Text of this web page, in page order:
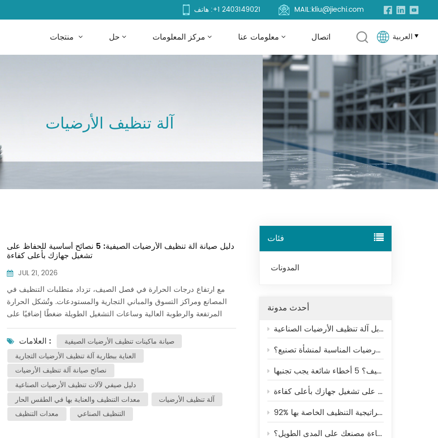
هاتف :+1 2403149021 MAIL:kliu@jiechi.com
حل مركز المعلومات معلومات عنا اتصال العربية
English
Français
Русский
Español
Português
العربية
Tiếng Việt
آلة تنظيف الأرضيات
فئات
المدونات
أحدث مدونة
تنظيف أرضيات المستودعات: التنظيف اليدوي مقابل آلة تنظيف الأرضيات الصناعية
كيفية اختيار آلة تنظيف الأرضيات المناسبة لمنشأة تصنيع؟
لماذا تتسخ أرضيات المصانع مرة أخرى بعد التنظيف؟ 5 أخطاء شائعة يجب تجنبها
92% من المتسوقين يغادرون المتاجر غير النظيفة - كيف ينبغي للمراكز التجارية تحسين استراتيجية التنظيف الخاصة بها
لماذا يؤدي مفهوم "النظافة الكافية" إلى تدمير كفاءة مصنعك على المدى الطويل؟
دليل صيانة آلة تنظيف الأرضيات الصيفية: 5 نصائح أساسية للحفاظ على
تشغيل جهازك بأعلى كفاءة
JUL 21, 2026
مع ارتفاع درجات الحرارة في فصل الصيف، تزداد متطلبات التنظيف في
المصانع ومراكز التسوق والمباني التجارية والمستودعات. وتُشكل الحرارة
المرتفعة والرطوبة العالية وساعات التشغيل الطويلة ضغطًا إضافيًا على
المكونات الرئيسية لآلات تنظيف الأرضيات، بما في ذلك نظام البطارية
ونظام استعادة المياه ووحدات التنظيف.بدون الصيانة المناسبة، يتراجع أداء
المعدات. وقد تلاحظ انخفاضًا في مدة التشغيل، وضعفًا في سحب المياه،
وانخفاضًا في كفاءة التنظيف.لمساعدة المستخدمين على تحسين موثوقية
المعدات وتقليل وقت التوقف، أعدت شركة جيتشي دليل الصيانة الصيفية
هذا الذي يغطي نصائح العناية الأساسية للحفاظ على معداتك آلة تنظيف
الأرضيات يعمل بأقصى كفاءة. 1. صيانة البطارية: الحفاظ على وقت تشغيل
مستقرتُعدّ البطارية مصدر الطاقة لكل آلة تنظيف أرضيات. في البيئات ذات
درجات الحرارة المرتفعة، تؤثر زيادة درجة حرارة البطارية على كفاءة كلٍّ
العلامات :
صيانة ماكينات تنظيف الأرضيات الصيفية
العناية ببطارية آلة تنظيف الأرضيات التجارية
نصائح صيانة آلة تنظيف الأرضيات
دليل صيفي لآلات تنظيف الأرضيات الصناعية
معدات التنظيف والعناية بها في الطقس الحار
آلة تنظيف الأرضيات
معدات التنظيف
التنظيف الصناعي